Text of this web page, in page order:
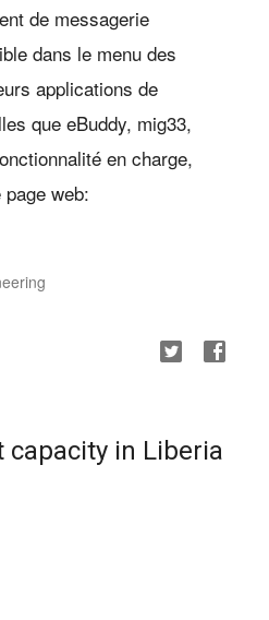
de messagerie
dans le menu des
applications de
que eBuddy, mig33,
en charge,
web:
in Liberia